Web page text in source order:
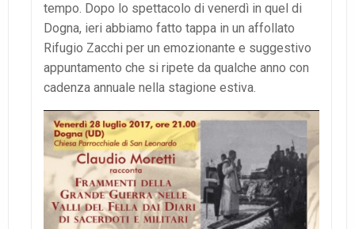
tempo. Dopo lo spettacolo di venerdì in quel di
Dogna, ieri abbiamo fatto tappa in un affollato
Rifugio Zacchi per un emozionante e suggestivo
appuntamento che si ripete da qualche anno con
cadenza annuale nella stagione estiva.